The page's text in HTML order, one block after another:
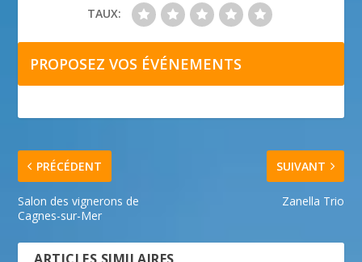
TAUX:
PROPOSEZ VOS ÉVÉNEMENTS
PRÉCÉDENT
Salon des vignerons de
Cagnes-sur-Mer
SUIVANT
Zanella Trio